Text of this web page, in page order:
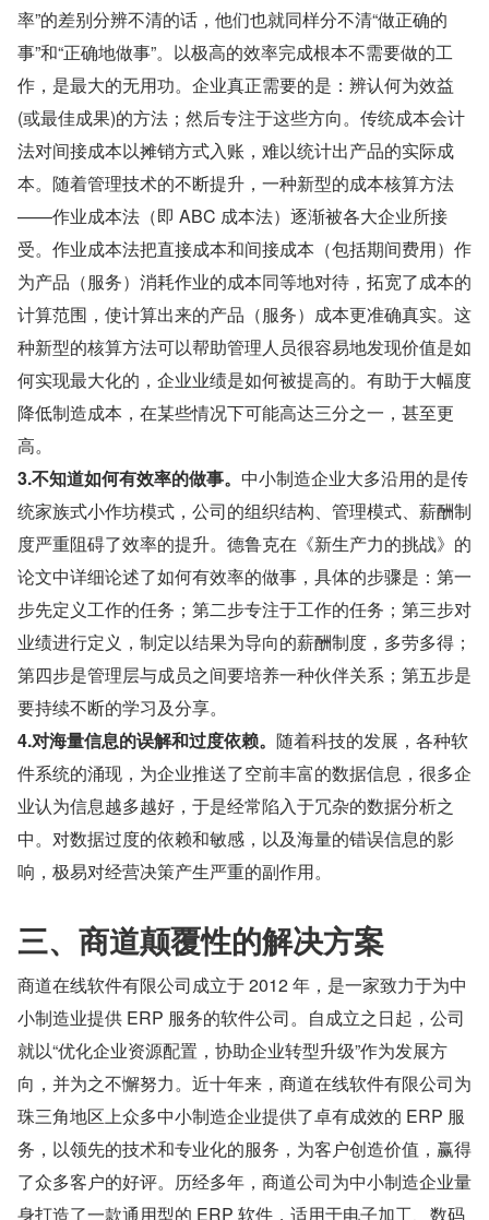
率”的差别分辨不清的话，他们也就同样分不清“做正确的
事”和“正确地做事”。以极高的效率完成根本不需要做的工
作，是最大的无用功。企业真正需要的是：辨认何为效益
(或最佳成果)的方法；然后专注于这些方向。传统成本会计
法对间接成本以摊销方式入账，难以统计出产品的实际成
本。随着管理技术的不断提升，一种新型的成本核算方法
——作业成本法（即 ABC 成本法）逐渐被各大企业所接
受。作业成本法把直接成本和间接成本（包括期间费用）作
为产品（服务）消耗作业的成本同等地对待，拓宽了成本的
计算范围，使计算出来的产品（服务）成本更准确真实。这
种新型的核算方法可以帮助管理人员很容易地发现价值是如
何实现最大化的，企业业绩是如何被提高的。有助于大幅度
降低制造成本，在某些情况下可能高达三分之一，甚至更
高。
3.不知道如何有效率的做事。 中小制造企业大多沿用的是传
统家族式小作坊模式，公司的组织结构、管理模式、薪酬制
度严重阻碍了效率的提升。德鲁克在《新生产力的挑战》的
论文中详细论述了如何有效率的做事，具体的步骤是：第一
步先定义工作的任务；第二步专注于工作的任务；第三步对
业绩进行定义，制定以结果为导向的薪酬制度，多劳多得；
第四步是管理层与成员之间要培养一种伙伴关系；第五步是
要持续不断的学习及分享。
4.对海量信息的误解和过度依赖。 随着科技的发展，各种软
件系统的涌现，为企业推送了空前丰富的数据信息，很多企
业认为信息越多越好，于是经常陷入于冗杂的数据分析之
中。对数据过度的依赖和敏感，以及海量的错误信息的影
响，极易对经营决策产生严重的副作用。
三、商道颠覆性的解决方案
商道在线软件有限公司成立于 2012 年，是一家致力于为中
小制造业提供 ERP 服务的软件公司。自成立之日起，公司
就以“优化企业资源配置，协助企业转型升级”作为发展方
向，并为之不懈努力。近十年来，商道在线软件有限公司为
珠三角地区上众多中小制造企业提供了卓有成效的 ERP 服
务，以领先的技术和专业化的服务，为客户创造价值，赢得
了众多客户的好评。历经多年，商道公司为中小制造企业量
身打造了一款通用型的 ERP 软件，适用于电子加工、数码